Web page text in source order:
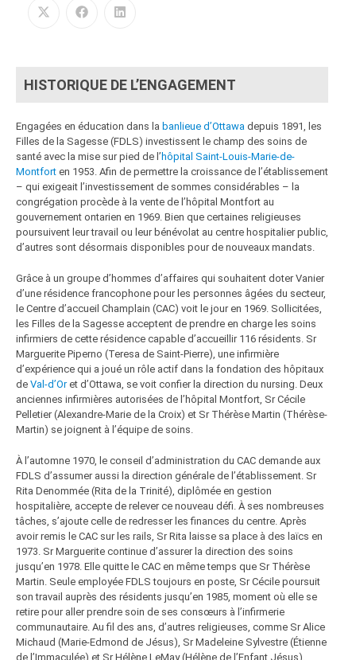
HISTORIQUE DE L’ENGAGEMENT
Engagées en éducation dans la banlieue d’Ottawa depuis 1891, les
Filles de la Sagesse (FDLS) investissent le champ des soins de
santé avec la mise sur pied de l’hôpital Saint-Louis-Marie-de-
Montfort en 1953. Afin de permettre la croissance de l’établissement
– qui exigeait l’investissement de sommes considérables – la
congrégation procède à la vente de l’hôpital Montfort au
gouvernement ontarien en 1969. Bien que certaines religieuses
poursuivent leur travail ou leur bénévolat au centre hospitalier public,
d’autres sont désormais disponibles pour de nouveaux mandats.
Grâce à un groupe d’hommes d’affaires qui souhaitent doter Vanier
d’une résidence francophone pour les personnes âgées du secteur,
le Centre d’accueil Champlain (CAC) voit le jour en 1969. Sollicitées,
les Filles de la Sagesse acceptent de prendre en charge les soins
infirmiers de cette résidence capable d’accueillir 116 résidents. Sr
Marguerite Piperno (Teresa de Saint-Pierre), une infirmière
d’expérience qui a joué un rôle actif dans la fondation des hôpitaux
de Val-d’Oret d’Ottawa, se voit confier la direction du nursing. Deux
anciennes infirmières autorisées de l’hôpital Montfort, Sr Cécile
Pelletier (Alexandre-Marie de la Croix) et Sr Thérèse Martin (Thérèse-
Martin) se joignent à l’équipe de soins.
À l’automne 1970, le conseil d’administration du CAC demande aux
FDLS d’assumer aussi la direction générale de l’établissement. Sr
Rita Denommée (Rita de la Trinité), diplômée en gestion
hospitalière, accepte de relever ce nouveau défi. À ses nombreuses
tâches, s’ajoute celle de redresser les finances du centre. Après
avoir remis le CAC sur les rails, Sr Rita laisse sa place à des laïcs en
1973. Sr Marguerite continue d’assurer la direction des soins
jusqu’en 1978. Elle quitte le CAC en même temps que Sr Thérèse
Martin. Seule employée FDLS toujours en poste, Sr Cécile poursuit
son travail auprès des résidents jusqu’en 1985, moment où elle se
retire pour aller prendre soin de ses consœurs à l’infirmerie
communautaire. Au fil des ans, d’autres religieuses, comme Sr Alice
Michaud (Marie-Edmond de Jésus), Sr Madeleine Sylvestre (Étienne
de l’Immaculée) et Sr Hélène LeMay (Hélène de l’Enfant Jésus),